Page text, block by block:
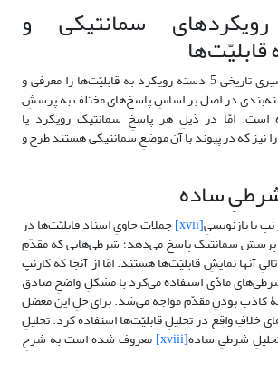
سمانتیکی و
قابلیّت‌ها
من در این بخش در سیری تاریخی 5 دسته رویکرد به قابلیّت‌ها را معرفی و
در اصل بر اساسِ پاسخ‌های مختلف به پرسشِ
است. امّا در ذیلِ هر پاسخِ سمانتیک رویکرد یا
نیز که در پیوند با آن موضعِ سمانتیکی هستند طرح و
با بازنویسیِ[xvii] جملاتِ حاویِ اسنادِ قابلیّت‌ها در
سمانتیک پاسخ می‌دهد؛ شرطی‌هایی که مقدّمِ
آنها نمایشِ قابلیّت‌ها هستند. امّا از آنجا که کارنپ
شرطی‌های مادّی استفاده می‌کرد با مشکلِ واضحِ صادق
کاذب بودنِ مقدّم مواجه می‌شد. برای حلِ این معضل
شرطی‌های خلافِ واقع در تحلیلِ قابلیّت‌ها استفاده کرد. تحلیلِ
شرطیِ ساده[xviii] معروف شده است به شرحِ